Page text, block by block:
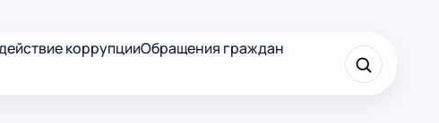
коррупцииОбращения граждан